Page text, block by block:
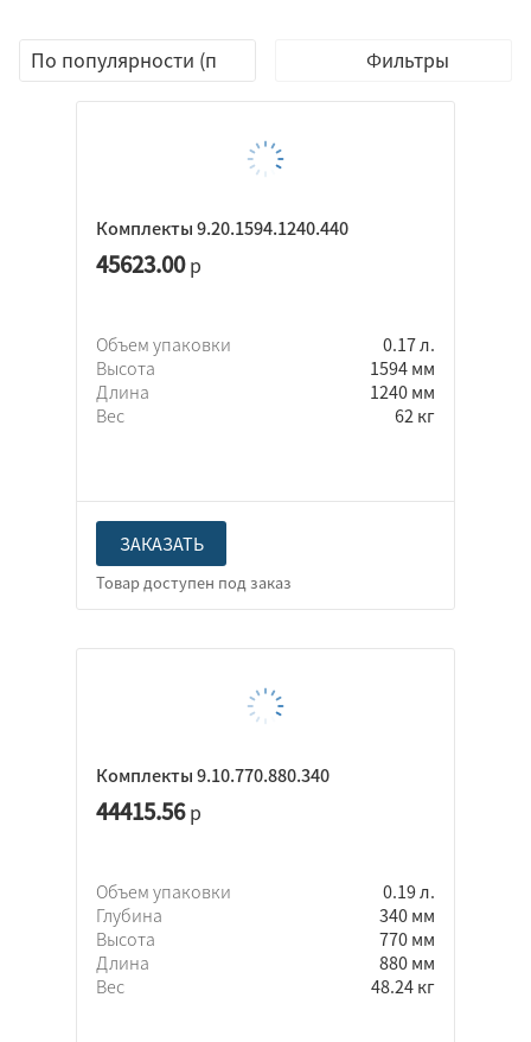
Фильтры
Комплекты 9.20.1594.1240.440
45623.00р
Объем упаковки
0.17 л.
Высота
1594 мм
Длина
1240 мм
Вес
62 кг
ЗАКАЗАТЬ
Комплекты 9.10.770.880.340
44415.56р
Объем упаковки
0.19 л.
Глубина
340 мм
Высота
770 мм
Длина
880 мм
Вес
48.24 кг